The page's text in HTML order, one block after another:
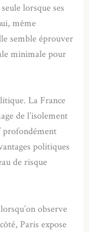
lorsque ses
même
semble éprouver
minimale pour
La France
de l’isolement
profondément
politiques
de risque
observe
Paris expose